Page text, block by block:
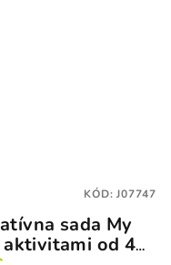
sada My
aktivitami od 4
KÓD:J07747